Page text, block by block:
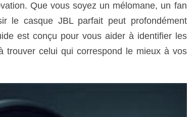
Que vous soyez un mélomane, un fan
le casque JBL parfait peut profondément
est conçu pour vous aider à identifier les
trouver celui qui correspond le mieux à vos